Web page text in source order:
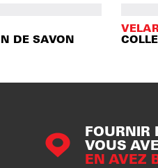
DE SAVON
FOURNIR
VOUS
EN AVEZ